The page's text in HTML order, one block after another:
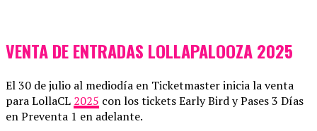
VENTA DE ENTRADAS LOLLAPALOOZA 2025
El 30 de julio al mediodía en Ticketmaster inicia la venta
para LollaCL 2025 con los tickets Early Bird y Pases 3 Días
en Preventa 1 en adelante.